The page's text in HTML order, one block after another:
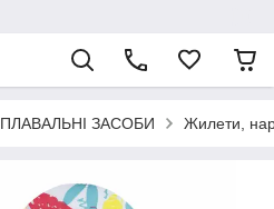
ПЛАВАЛЬНІ ЗАСОБИ Жилети,